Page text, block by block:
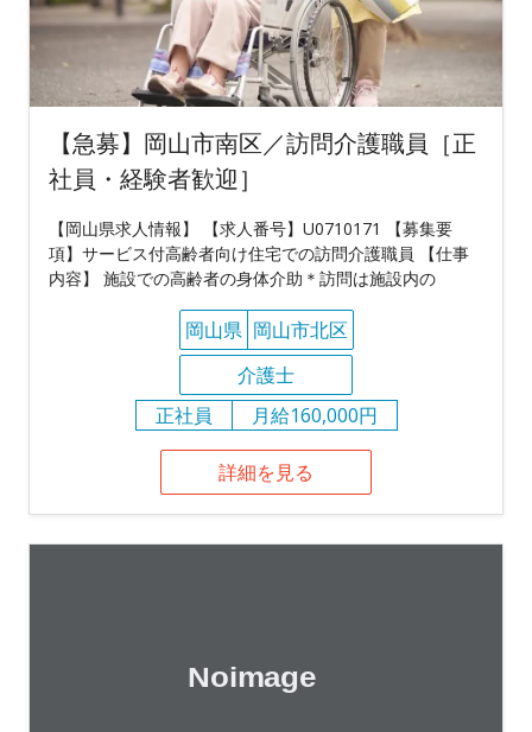
【急募】岡山市南区／訪問介護職員［正
社員・経験者歓迎］
【岡山県求人情報】 【求人番号】U0710171 【募集要
項】サービス付高齢者向け住宅での訪問介護職員 【仕事
内容】 施設での高齢者の身体介助＊訪問は施設内の
岡山県 岡山市北区
介護士
正社員
月給160,000円
詳細を見る